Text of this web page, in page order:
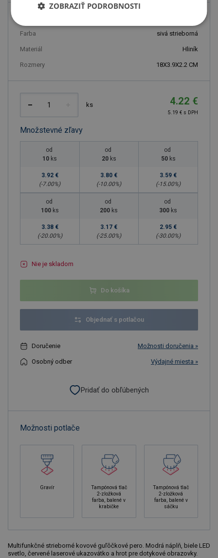
Farba sivá strieborná
Materiál Hliník
Rozmery 18X3.9X2.2 CM
ks 4.22 €
5.19 € s DPH
Množstevné zľavy
od
10 ks
3.92 €
(-7.00%)
od
20 ks
3.80 €
(-10.00%)
od
50 ks
3.59 €
(-15.00%)
od
100 ks
3.38 €
(-20.00%)
od
200 ks
3.17 €
(-25.00%)
od
300 ks
2.95 €
(-30.00%)
Nie je skladom
Do košíka
Objednať s potlačou
Doručenie Možnosti doručenia »
Osobný odber Výdajné miesta »
Pridať do obľúbených
Možnosti potlače
Gravír
Tampónová tlač
2-zložková
farba, balené v
krabičke
Tampónová tlač
2-zložková
farba, balené v
sáčku
Multifunkčné strieborné kovové guľôčkové pero. Modrá náplň, biele LED
svetlo, červené laserové ukazovátko a hrot pre dotykové obrazovky.
ZOBRAZIŤ PODROBNOSTI